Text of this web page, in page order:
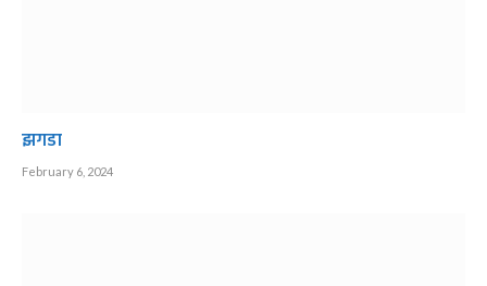
झगडा
February 6, 2024